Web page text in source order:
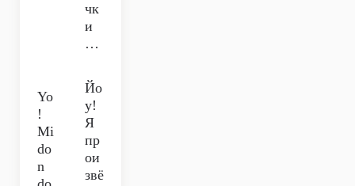
чк
и
…
Yo
!
Mi
do
n
Йо
у!
Я
пр
ои
звё